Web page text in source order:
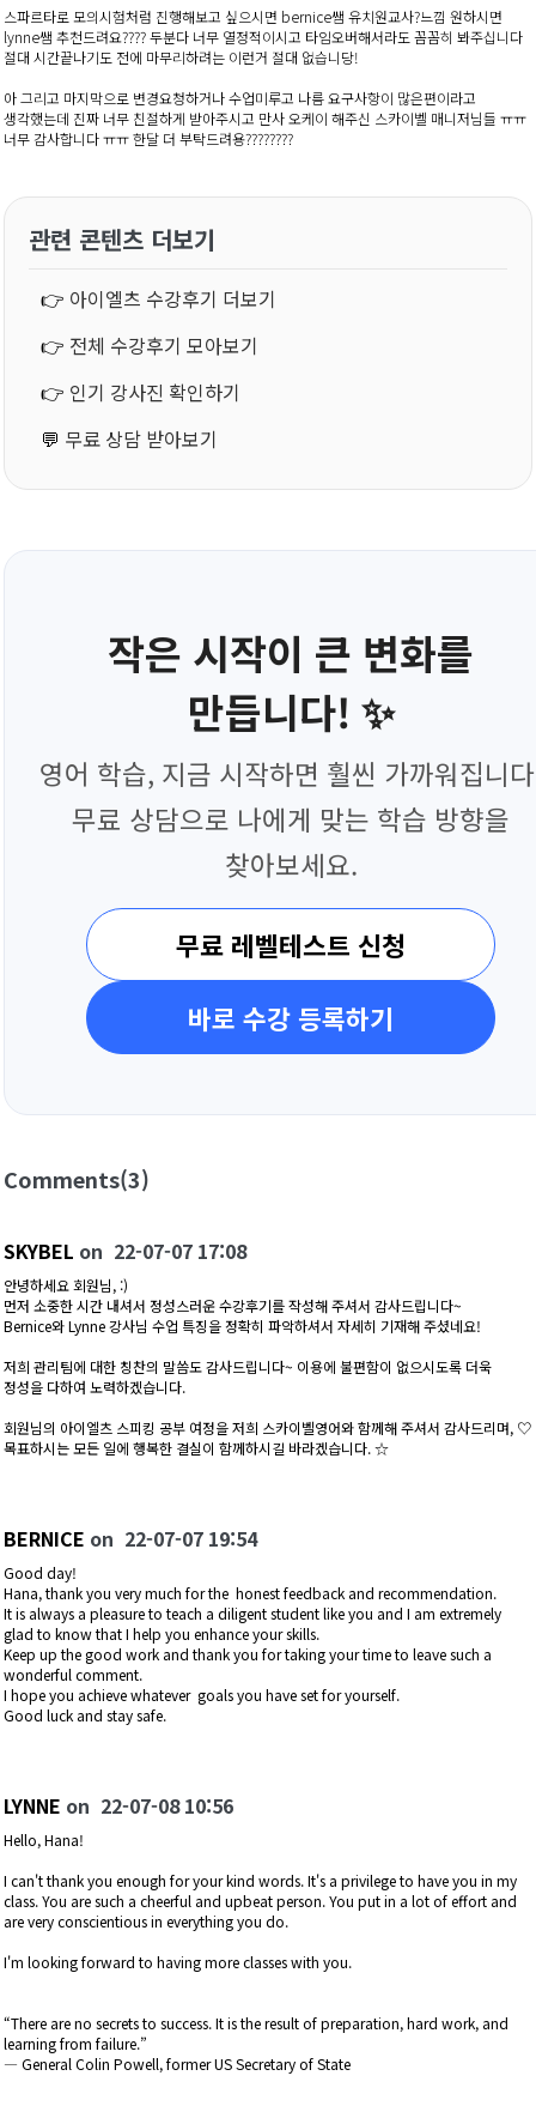
스파르타로 모의시험처럼 진행해보고 싶으시면 bernice쌤 유치원교사?느낌 원하시면
lynne쌤 추천드려요???? 두분다 너무 열정적이시고 타임오버해서라도 꼼꼼히 봐주십니다
절대 시간끝나기도 전에 마무리하려는 이런거 절대 없습니당!
아 그리고 마지막으로 변경요청하거나 수업미루고 나름 요구사항이 많은편이라고
생각했는데 진짜 너무 친절하게 받아주시고 만사 오케이 해주신 스카이벨 매니저님들 ㅠㅠ
너무 감사합니다 ㅠㅠ 한달 더 부탁드려용????????
관련 콘텐츠 더보기
👉 아이엘츠 수강후기 더보기
👉 전체 수강후기 모아보기
👉 인기 강사진 확인하기
💬 무료 상담 받아보기
작은 시작이 큰 변화를
만듭니다! ✨
영어 학습, 지금 시작하면 훨씬 가까워집니
무료 상담으로 나에게 맞는 학습 방향을
찾아보세요.
무료 레벨테스트 신청
바로 수강 등록하기
Comments(3)
SKYBEL on 22-07-07 17:08
안녕하세요 회원님, :)
먼저 소중한 시간 내셔서 정성스러운 수강후기를 작성해 주셔서 감사드립니다~
Bernice와 Lynne 강사님 수업 특징을 정확히 파악하셔서 자세히 기재해 주셨네요!
저희 관리팀에 대한 칭찬의 말씀도 감사드립니다~ 이용에 불편함이 없으시도록 더욱
정성을 다하여 노력하겠습니다.
회원님의 아이엘츠 스피킹 공부 여정을 저희 스카이벨영어와 함께해 주셔서 감사드리며, ♡
목표하시는 모든 일에 행복한 결실이 함께하시길 바라겠습니다. ☆
BERNICE on 22-07-07 19:54
Good day!
Hana, thank you very much for the honest feedback and recommendation.
It is always a pleasure to teach a diligent student like you and I am extremely
glad to know that I help you enhance your skills.
Keep up the good work and thank you for taking your time to leave such a
wonderful comment.
I hope you achieve whatever goals you have set for yourself.
Good luck and stay safe.
LYNNE on 22-07-08 10:56
Hello, Hana!
I can't thank you enough for your kind words. It's a privilege to have you in my
class. You are such a cheerful and upbeat person. You put in a lot of effort and
are very conscientious in everything you do.
I'm looking forward to having more classes with you.
“There are no secrets to success. It is the result of preparation, hard work, and
learning from failure.”
― General Colin Powell, former US Secretary of State